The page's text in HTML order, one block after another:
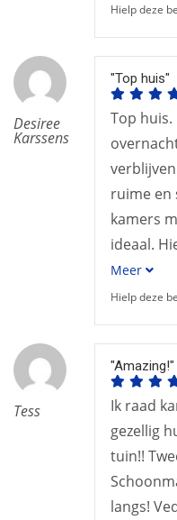
Hielp deze
Desiree
Karssens
"Top huis"
Top
ruime en
kamers
ideaal.
Meer
Hielp deze
Tess
"Amazing!"
Ik raad
gezellig
tuin!!
langs!